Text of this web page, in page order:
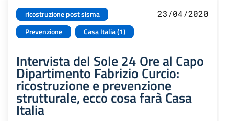
ricostruzione post sisma
Prevenzione
Casa Italia (1)
23/04/2020
Intervista del Sole 24 Ore al Capo
Dipartimento Fabrizio Curcio:
ricostruzione e prevenzione
strutturale, ecco cosa farà Casa
Italia